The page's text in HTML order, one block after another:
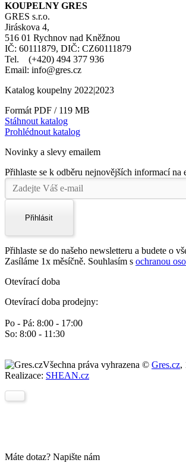
KOUPELNY GRES
GRES s.r.o.
Jiráskova 4,
516 01 Rychnov nad Kněžnou
IČ: 60111879, DIČ: CZ60111879
Tel. (+420) 494 377 936
Email: info@gres.cz
Katalog koupelny 2022|2023
Formát PDF / 119 MB
Stáhnout katalog
Prohlédnout katalog
Novinky a slevy emailem
Přihlaste se k odběru nejnovějších informací na
Přihlásit
Přihlaste se do našeho newsletteru a budete o
Zasíláme 1x měsíčně. Souhlasím s ochranou
Otevírací doba
Otevírací doba prodejny:
Po - Pá: 8:00 - 17:00
So: 8:00 - 11:30
Všechna práva vyhrazena © Gres.cz,
Realizace: SHEAN.cz
Máte dotaz? Napište nám